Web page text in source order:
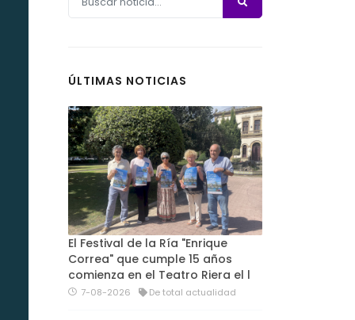
ÚLTIMAS NOTICIAS
El Festival de la Ría "Enrique
Correa" que cumple 15 años
comienza en el Teatro Riera el l
7-08-2026 De total actualidad